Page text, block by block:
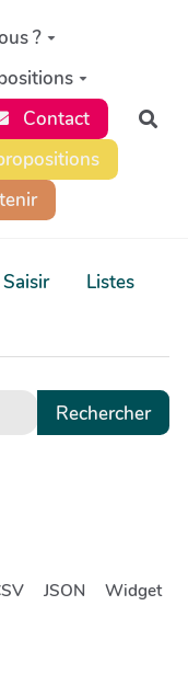
?
Contact
Saisir
Listes
JSON Widget